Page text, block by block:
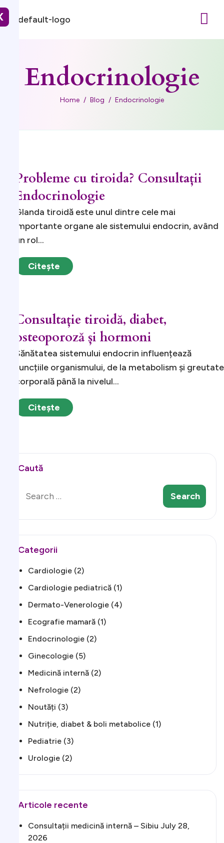
Endocrinologie
Home Blog Endocrinologie
Probleme cu tiroida? Consultații
Endocrinologie
Glanda tiroidă este unul dintre cele mai
importante organe ale sistemului endocrin, având
un rol...
Citește
Consultație tiroidă, diabet,
osteoporoză și hormoni
Sănătatea sistemului endocrin influențează
funcțiile organismului, de la metabolism și greutate
corporală până la nivelul...
Citește
Caută
Categorii
Cardiologie (2)
Cardiologie pediatrică (1)
Dermato-Venerologie (4)
Ecografie mamară (1)
Endocrinologie (2)
Ginecologie (5)
Medicină internă (2)
Nefrologie (2)
Noutăți (3)
Nutriție, diabet & boli metabolice (1)
Pediatrie (3)
Urologie (2)
Articole recente
Consultații medicină internă – Sibiu July 28,
2026